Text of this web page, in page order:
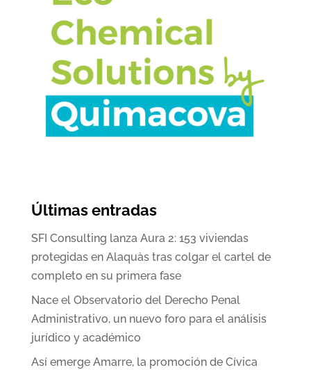
Últimas entradas
SFI Consulting lanza Aura 2: 153 viviendas
protegidas en Alaquàs tras colgar el cartel de
completo en su primera fase
Nace el Observatorio del Derecho Penal
Administrativo, un nuevo foro para el análisis
jurídico y académico
Así emerge Amarre, la promoción de Cívica